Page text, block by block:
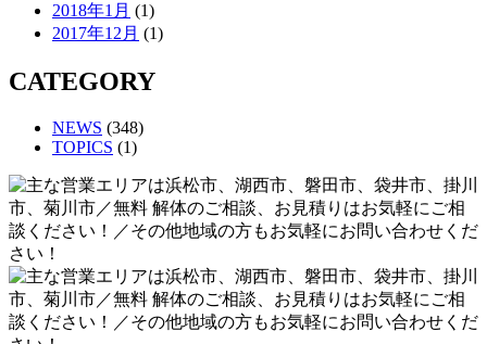
2018年1月 (1)
2017年12月 (1)
CATEGORY
NEWS (348)
TOPICS (1)